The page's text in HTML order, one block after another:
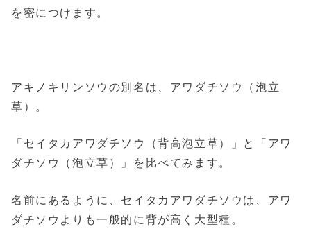
を密につけます。
アキノキリンソウの別名は、アワダチソウ（泡立
草）。
「セイタカアワダチソウ（背高泡立草）」と「アワ
ダチソウ（泡立草）」を比べてみます。
名前にあるように、セイタカアワダチソウは、アワ
ダチソウよりも一般的に背が高く大型種。